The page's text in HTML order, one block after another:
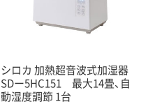
シロカ 加熱超音波式加湿器
SDー5HC151 最大14畳、自
動湿度調節 1台